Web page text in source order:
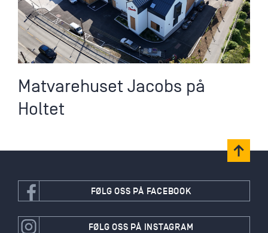
Matvarehuset Jacobs på
Holtet
FØLG OSS PÅ FACEBOOK
FØLG OSS PÅ INSTAGRAM